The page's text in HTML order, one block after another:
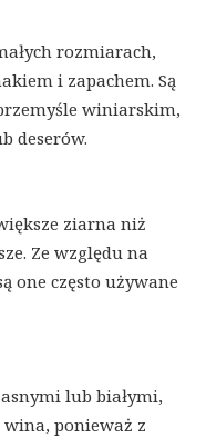
rozmiarach,
i zapachem. Są
winiarskim,
deserów.
ziarna niż
Ze względu na
one często używane
lub białymi,
ponieważ z